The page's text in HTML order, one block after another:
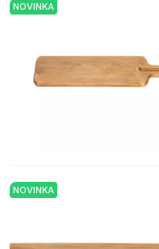
NOVINKA
NOVINKA